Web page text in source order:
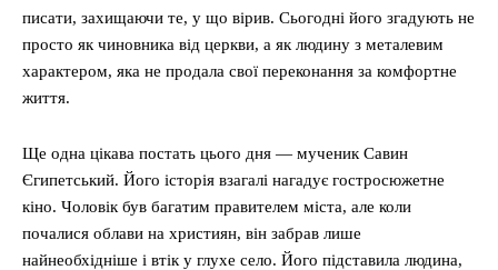
писати, захищаючи те, у що вірив. Сьогодні його згадують не
просто як чиновника від церкви, а як людину з металевим
характером, яка не продала свої переконання за комфортне
життя.
Ще одна цікава постать цього дня — мученик Савин
Єгипетський. Його історія взагалі нагадує гостросюжетне
кіно. Чоловік був багатим правителем міста, але коли
почалися облави на християн, він забрав лише
найнеобхідніше і втік у глухе село. Його підставила людина,